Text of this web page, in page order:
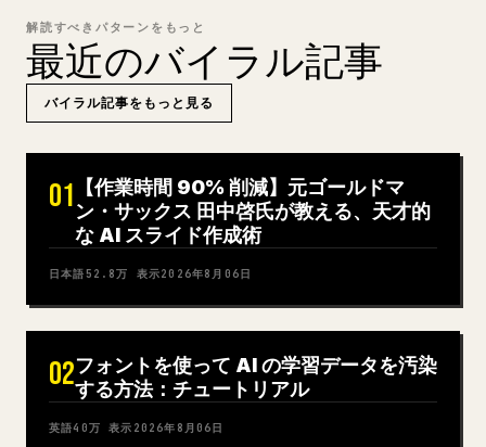
解読すべきパターンをもっと
最近のバイラル記事
バイラル記事をもっと見る
01 【作業時間 90% 削減】元ゴールドマ
ン・サックス 田中啓氏が教える、天才的
な AI スライド作成術
日本語52.8万 表示2026年8月06日
02フォントを使って AI の学習データを汚染
する方法：チュートリアル
英語40万 表示 2026年8月06日